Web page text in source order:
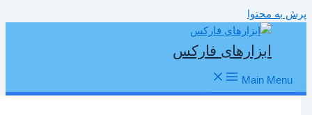
پرش به محتوا
ابزارهای فارکس
Main Menu